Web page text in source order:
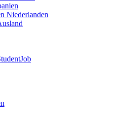
Niederlanden